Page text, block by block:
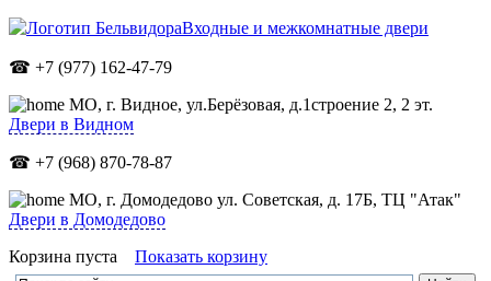
Входные и межкомнатные двери
☎ +7 (977) 162-47-79
МО, г. Видное, ул.Берёзовая, д.1строение 2, 2 эт.
Двери в Видном
☎ +7 (968) 870-78-87
МО, г. Домодедово ул. Советская, д. 17Б, ТЦ "Атак"
Двери в Домодедово
Корзина пуста
Показать корзину